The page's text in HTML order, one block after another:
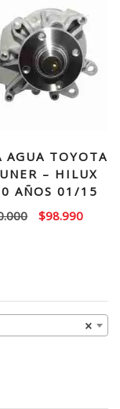
AGUA TOYOTA
– HILUX
AÑOS 01/15
El
$98.990El
×